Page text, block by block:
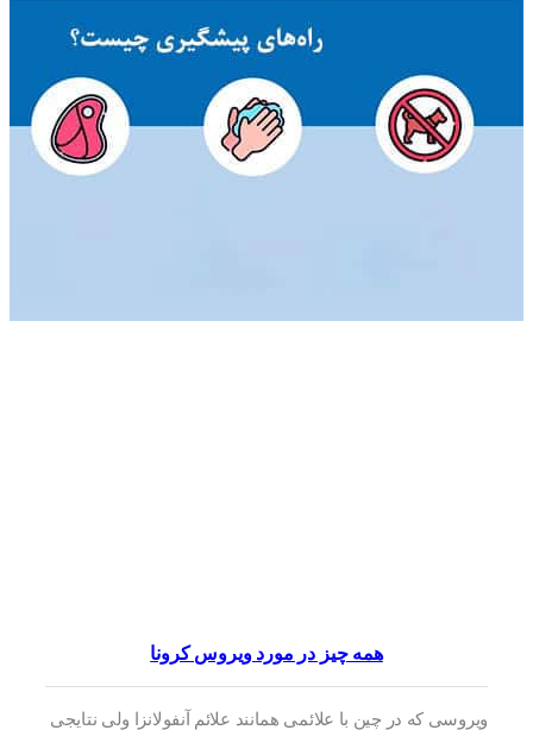
همه چیز در مورد ویروس کرونا
ویروسی که در چین با علائمی همانند علائم آنفولانزا ولی نتایجی